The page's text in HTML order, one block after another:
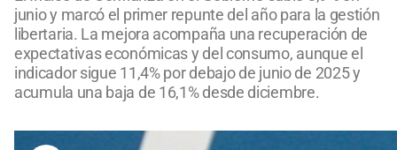
junio y marcó el primer repunte del año para la gestión
libertaria. La mejora acompaña una recuperación de
expectativas económicas y del consumo, aunque el
indicador sigue 11,4% por debajo de junio de 2025 y
acumula una baja de 16,1% desde diciembre.